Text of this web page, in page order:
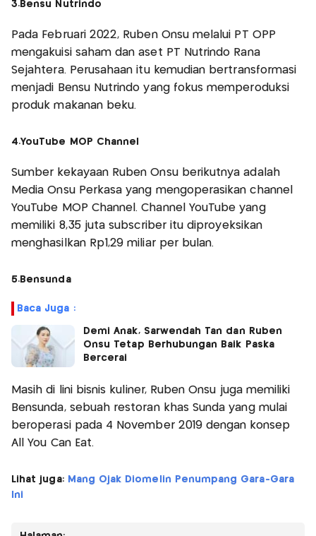
3.Bensu Nutrindo
Pada Februari 2022, Ruben Onsu melalui PT OPP
mengakuisi saham dan aset PT Nutrindo Rana
Sejahtera. Perusahaan itu kemudian bertransformasi
menjadi Bensu Nutrindo yang fokus memperoduksi
produk makanan beku.
4.YouTube MOP Channel
Sumber kekayaan Ruben Onsu berikutnya adalah
Media Onsu Perkasa yang mengoperasikan channel
YouTube MOP Channel. Channel YouTube yang
memiliki 8,35 juta subscriber itu diproyeksikan
menghasilkan Rp1,29 miliar per bulan.
5.Bensunda
Baca Juga :
Demi Anak, Sarwendah Tan dan Ruben
Onsu Tetap Berhubungan Baik Paska
Bercerai
Masih di lini bisnis kuliner, Ruben Onsu juga memiliki
Bensunda, sebuah restoran khas Sunda yang mulai
beroperasi pada 4 November 2019 dengan konsep
All You Can Eat.
Lihat juga: Mang Ojak Diomelin Penumpang Gara-Gara
Ini